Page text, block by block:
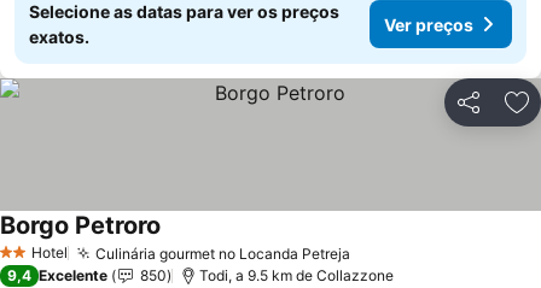
Selecione as datas para ver os preços
exatos.
Ver preços
Partilhar
2 Estrelas
Hotel Culinária gourmet no Locanda Petreja
Borgo Petroro
9,4 Excelente 850 Todi, a 9.5 km de Collazzone